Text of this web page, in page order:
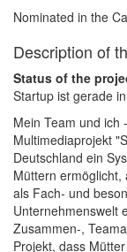
Nominated in the
Description of
Status of the
Startup ist gerade
Mein Team und ich
Multimediaprojekt
Deutschland ein
Müttern
als Fach- und
Unternehmenswelt
Zusammen-,
Projekt, dass